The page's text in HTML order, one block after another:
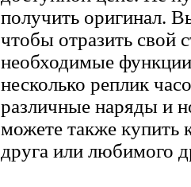
получить оригинал.
чтобы отразить свой
необходимые
несколько реплик
различные наряды и
можете также купить
друга или любимого